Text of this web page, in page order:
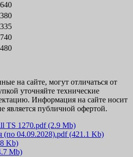
640
380
335
740
480
на сайте, могут отличаться от
уточняйте технические
Информация на сайте носит
является публичной офертой.
TS 1270.pdf(2.9 Mb)
(по 04.09.2028).pdf(421.1 Kb)
Kb)
Mb)